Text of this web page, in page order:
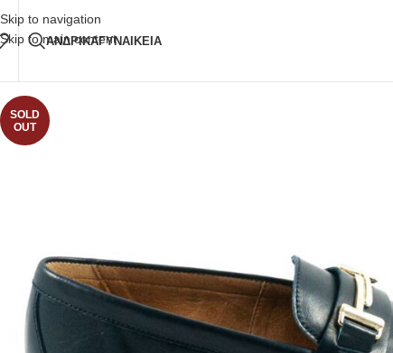
Skip to navigation
Skip to main content
Δωρεάν Μεταφορικά
ΑΝΔΡΙΚΑΓΥΝΑΙΚΕΙΑ
SOLD
OUT